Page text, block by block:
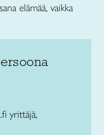
elämää, vaikka
yrittäjä,